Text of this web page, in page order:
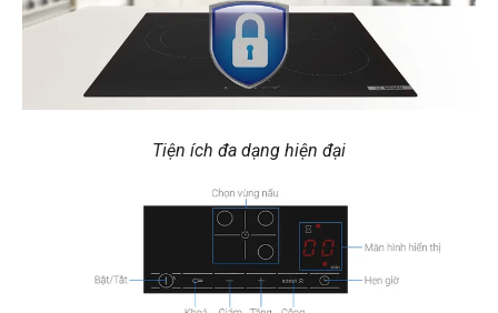
Tiện ích đa dạng hiện đại